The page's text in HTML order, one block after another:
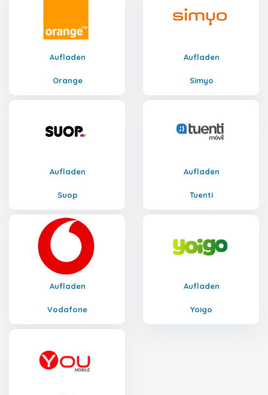
Aufladen
Orange
Aufladen
Simyo
Aufladen
Suop
Aufladen
Tuenti
Aufladen
Vodafone
Aufladen
Yoigo